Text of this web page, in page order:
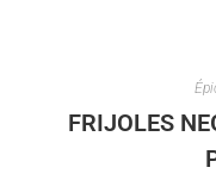
FRIJOLES